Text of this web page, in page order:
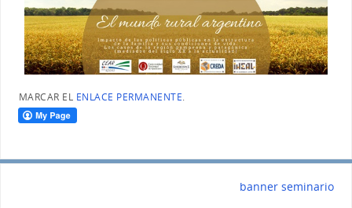
MARCAR EL ENLACE PERMANENTE.
banner seminario